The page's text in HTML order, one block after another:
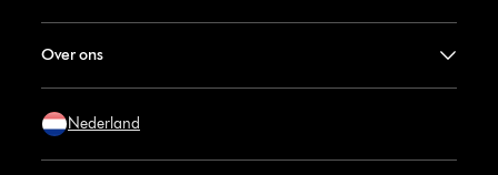
Over ons
Nederland